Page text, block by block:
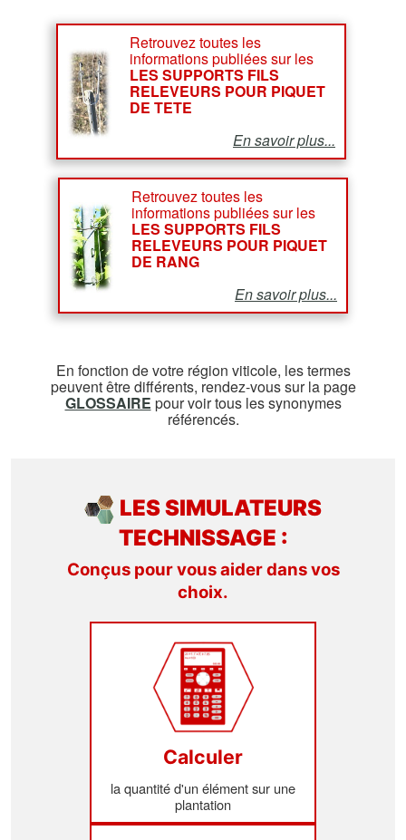
Retrouvez toutes les
informations publiées sur les
LES SUPPORTS FILS
RELEVEURS POUR PIQUET
DE TETE
En savoir plus...
Retrouvez toutes les
informations publiées sur les
LES SUPPORTS FILS
RELEVEURS POUR PIQUET
DE RANG
En savoir plus...
En fonction de votre région viticole, les termes
peuvent être différents, rendez-vous sur la page
GLOSSAIRE pour voir tous les synonymes
référencés.
LES SIMULATEURS
TECHNISSAGE :
Conçus pour vous aider dans vos
choix.
Calculer
la quantité d'un élément sur une
plantation